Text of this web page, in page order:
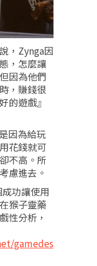
，Zynga因
，怎麼讓
因為他們
，賺錢很
的遊戲』
因為給玩
花錢就可
不高。所
慮進去。
功讓使用
猴子靈藥
性分析，
gamedes